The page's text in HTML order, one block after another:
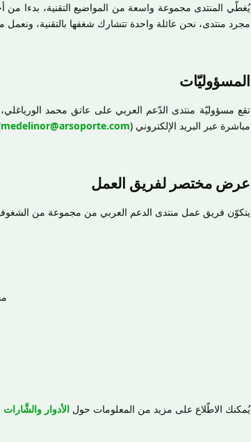
يُغطّي المنتدى مجموعة واسعة من المواضيع التقنية، بدءا من
مجرد منتدى، نحن عائلة واحدة تتشارك شغفها بالتقنية،
المسؤوليّات
تقع مسؤوليّة منتدى الدّعم العربي على عاتق محمد
مباشرة عبر البريد الإلكتروني (medelinor@arsoporte.com
عرض مختصر لفريق العمل
يتكوّن فريق عمل منتدى الدعم العربي من مجموعة من الشغوفين
يُمكنك الاطّلاع على مزيد من المعلومات حول الأدوار والشَّارات